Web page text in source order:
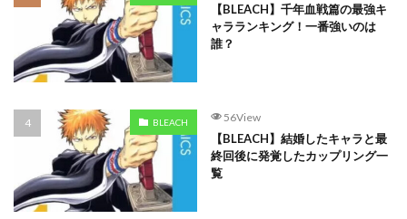
【BLEACH】千年血戦篇の最強キ
ャラランキング！一番強いのは
誰？
BLEACH 56View
【BLEACH】結婚したキャラと最
終回後に発覚したカップリング一
覧